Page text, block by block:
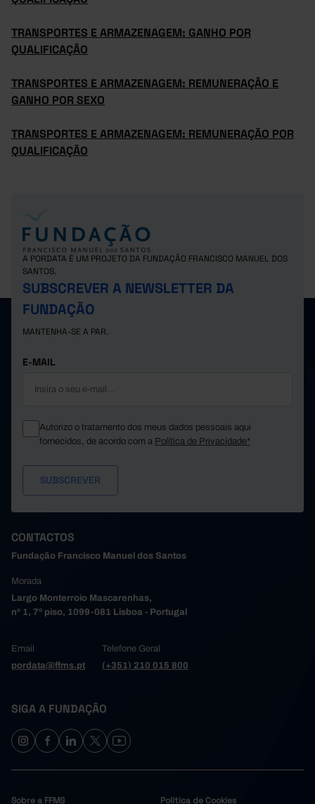
TRANSPORTES E ARMAZENAGEM: GANHO POR
QUALIFICAÇÃO
TRANSPORTES E ARMAZENAGEM: REMUNERAÇÃO E
GANHO POR SEXO
TRANSPORTES E ARMAZENAGEM: REMUNERAÇÃO POR
QUALIFICAÇÃO
A PORDATA É UM PROJETO DA FUNDAÇÃO FRANCISCO MANUEL DOS
SANTOS.
SUBSCREVER A NEWSLETTER DA
FUNDAÇÃO
MANTENHA-SE A PAR.
E-MAIL
Autorizo o tratamento dos meus dados pessoais aqui
fornecidos, de acordo com a Política de Privacidade*
CONTACTOS
Fundação Francisco Manuel dos Santos
Morada
Largo Monterroio Mascarenhas,
nº 1, 7º piso, 1099-081 Lisboa - Portugal
Email
pordata@ffms.pt
Telefone Geral
(+351) 210 015 800
SIGA A FUNDAÇÃO
Sobre a FFMS Política de Cookies